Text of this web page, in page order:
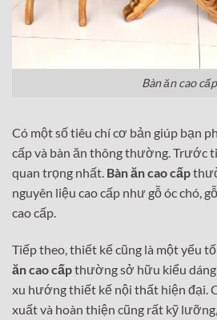
Bàn ăn cao cấp
Có một số tiêu chí cơ bản giúp bạn
cấp và bàn ăn thông thường. Trước
quan trọng nhất. Bàn ăn cao cấp
nguyên liệu cao cấp như gỗ óc chó,
cao cấp.
Tiếp theo, thiết kế cũng là một yếu
ăn cao cấpthường sở hữu kiểu
xu hướng thiết kế nội thất hiện đại.
xuất và hoàn thiện cũng rất kỹ